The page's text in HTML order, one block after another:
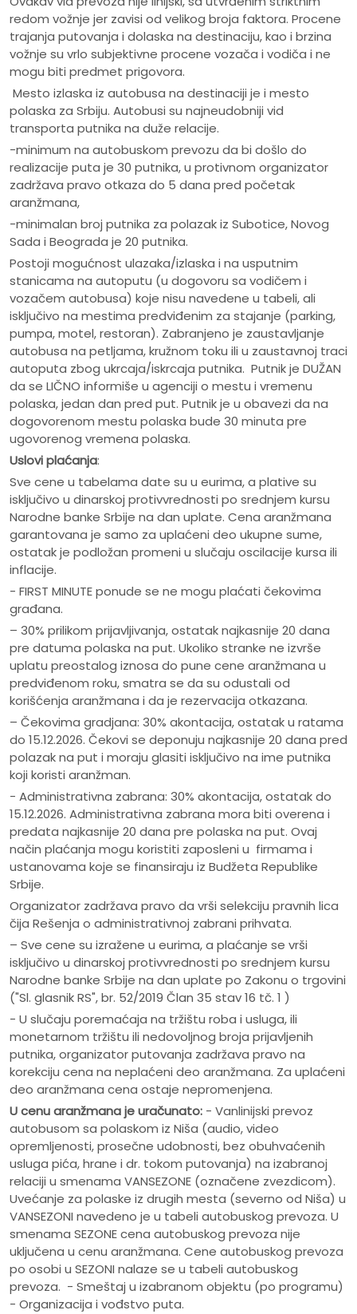
redom vožnje jer zavisi od velikog broja faktora. Procene
trajanja putovanja i dolaska na destinaciju, kao i brzina
vožnje su vrlo subjektivne procene vozača i vodiča i ne
mogu biti predmet prigovora.
Mesto izlaska iz autobusa na destinaciji je i mesto
polaska za Srbiju. Autobusi su najneudobniji vid
transporta putnika na duže relacije.
-minimum na autobuskom prevozu da bi došlo do
realizacije puta je 30 putnika, u protivnom organizator
zadržava pravo otkaza do 5 dana pred početak
aranžmana,
-minimalan broj putnika za polazak iz Subotice, Novog
Sada i Beograda je 20 putnika.
Postoji mogućnost ulazaka/izlaska i na usputnim
stanicama na autoputu (u dogovoru sa vodičem i
vozačem autobusa) koje nisu navedene u tabeli, ali
isključivo na mestima predviđenim za stajanje (parking,
pumpa, motel, restoran). Zabranjeno je zaustavljanje
autobusa na petljama, kružnom toku ili u zaustavnoj traci
autoputa zbog ukrcaja/iskrcaja putnika. Putnik je DUŽAN
da se LIČNO informiše u agenciji o mestu i vremenu
polaska, jedan dan pred put. Putnik je u obavezi da na
dogovorenom mestu polaska bude 30 minuta pre
ugovorenog vremena polaska.
Uslovi plaćanja:
Sve cene u tabelama date su u eurima, a plative su
isključivo u dinarskoj protivvrednosti po srednjem kursu
Narodne banke Srbije na dan uplate. Cena aranžmana
garantovana je samo za uplaćeni deo ukupne sume,
ostatak je podložan promeni u slučaju oscilacije kursa ili
inflacije.
- FIRST MINUTE ponude se ne mogu plaćati čekovima
građana.
– 30% prilikom prijavljivanja, ostatak najkasnije 20 dana
pre datuma polaska na put. Ukoliko stranke ne izvrše
uplatu preostalog iznosa do pune cene aranžmana u
predviđenom roku, smatra se da su odustali od
korišćenja aranžmana i da je rezervacija otkazana.
– Čekovima gradjana: 30% akontacija, ostatak u ratama
do 15.12.2026. Čekovi se deponuju najkasnije 20 dana pred
polazak na put i moraju glasiti isključivo na ime putnika
koji koristi aranžman.
- Administrativna zabrana: 30% akontacija, ostatak do
15.12.2026. Administrativna zabrana mora biti overena i
predata najkasnije 20 dana pre polaska na put. Ovaj
način plaćanja mogu koristiti zaposleni u firmama i
ustanovama koje se finansiraju iz Budžeta Republike
Srbije.
Organizator zadržava pravo da vrši selekciju pravnih lica
čija Rešenja o administrativnoj zabrani prihvata.
– Sve cene su izražene u eurima, a plaćanje se vrši
isključivo u dinarskoj protivvrednosti po srednjem kursu
Narodne banke Srbije na dan uplate po Zakonu o trgovini
("Sl. glasnik RS", br. 52/2019 Član 35 stav 16 tč. 1 )
- U slučaju poremaćaja na tržištu roba i usluga, ili
monetarnom tržištu ili nedovoljnog broja prijavljenih
putnika, organizator putovanja zadržava pravo na
korekciju cena na neplaćeni deo aranžmana. Za uplaćeni
deo aranžmana cena ostaje nepromenjena.
U cenu aranžmana je uračunato: - Vanlinijski prevoz
autobusom sa polaskom iz Niša (audio, video
opremljenosti, prosečne udobnosti, bez obuhvaćenih
usluga pića, hrane i dr. tokom putovanja) na izabranoj
relaciji u smenama VANSEZONE (označene zvezdicom).
Uvećanje za polaske iz drugih mesta (severno od Niša) u
VANSEZONI navedeno je u tabeli autobuskog prevoza. U
smenama SEZONE cena autobuskog prevoza nije
uključena u cenu aranžmana. Cene autobuskog prevoza
po osobi u SEZONI nalaze se u tabeli autobuskog
prevoza. - Smeštaj u izabranom objektu (po programu)
- Organizacija i vođstvo puta.